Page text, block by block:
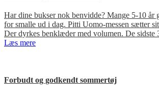
Har dine bukser nok benvidde? Mange 5-10 år
for smalle ud i dag. Pitti Uomo-messen sætter
Der dyrkes benklæder med volumen. De sidste
Læs mere
Forbudt og godkendt sommertøj